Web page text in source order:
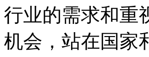
行业的需求和重
机会，站在国家